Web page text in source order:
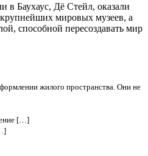
в Баухаус, Дё Стейл, оказали
крупнейших мировых музеев, а
способной пересоздавать мир
жилого пространства. Они не
[…]